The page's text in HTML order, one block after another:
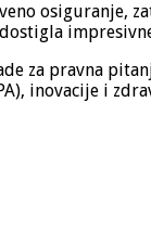
osiguranje,
za pravna
inovacije i